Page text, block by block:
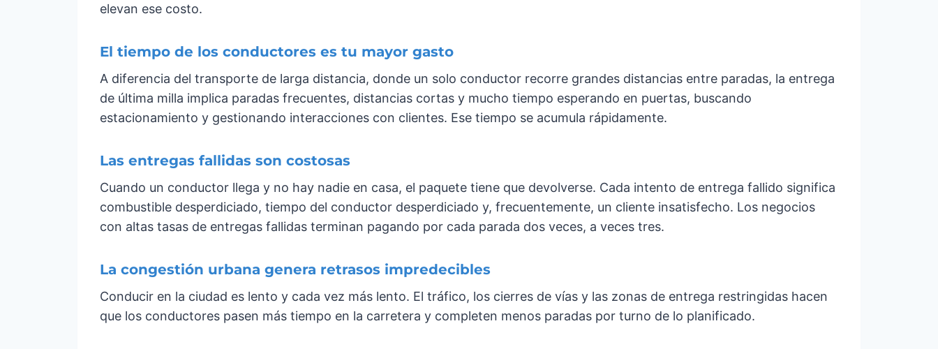
elevan ese costo.
El tiempo de los conductores es tu mayor gasto
A diferencia del transporte de larga distancia, donde un solo conductor recorre grandes distancias entre paradas, la entrega
de última milla implica paradas frecuentes, distancias cortas y mucho tiempo esperando en puertas, buscando
estacionamiento y gestionando interacciones con clientes. Ese tiempo se acumula rápidamente.
Las entregas fallidas son costosas
Cuando un conductor llega y no hay nadie en casa, el paquete tiene que devolverse. Cada intento de entrega fallido significa
combustible desperdiciado, tiempo del conductor desperdiciado y, frecuentemente, un cliente insatisfecho. Los negocios
con altas tasas de entregas fallidas terminan pagando por cada parada dos veces, a veces tres.
La congestión urbana genera retrasos impredecibles
Conducir en la ciudad es lento y cada vez más lento. El tráfico, los cierres de vías y las zonas de entrega restringidas hacen
que los conductores pasen más tiempo en la carretera y completen menos paradas por turno de lo planificado.